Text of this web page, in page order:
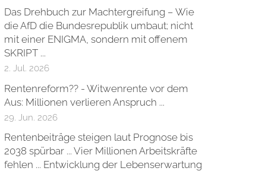
Das Drehbuch zur Machtergreifung – Wie
die AfD die Bundesrepublik umbaut; nicht
mit einer ENIGMA, sondern mit offenem
SKRIPT ...
2. Jul. 2026
Rentenreform?? - Witwenrente vor dem
Aus: Millionen verlieren Anspruch ...
29. Jun. 2026
Rentenbeiträge steigen laut Prognose bis
2038 spürbar ... Vier Millionen Arbeitskräfte
fehlen ... Entwicklung der Lebenserwartung